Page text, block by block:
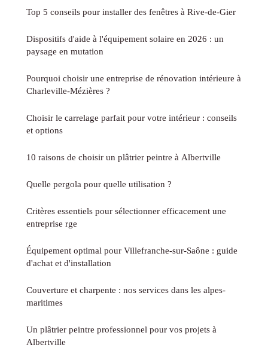
Top 5 conseils pour installer des fenêtres à Rive-de-Gier
Dispositifs d'aide à l'équipement solaire en 2026 : un
paysage en mutation
Pourquoi choisir une entreprise de rénovation intérieure à
Charleville-Mézières ?
Choisir le carrelage parfait pour votre intérieur : conseils
et options
10 raisons de choisir un plâtrier peintre à Albertville
Quelle pergola pour quelle utilisation ?
Critères essentiels pour sélectionner efficacement une
entreprise rge
Équipement optimal pour Villefranche-sur-Saône : guide
d'achat et d'installation
Couverture et charpente : nos services dans les alpes-
maritimes
Un plâtrier peintre professionnel pour vos projets à
Albertville